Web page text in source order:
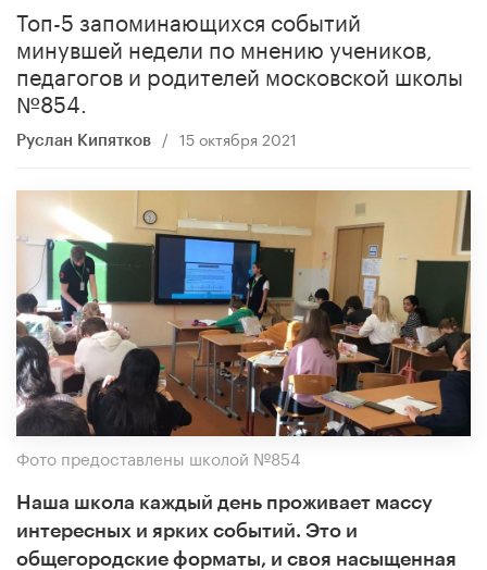
Топ-5 запоминающихся событий
минувшей недели по мнению учеников,
педагогов и родителей московской школы
№854.
​Руслан Кипятков / 15 октября 2021
Фото предоставлены школой №854
Наша школа каждый день проживает массу
интересных и ярких событий. Это и
общегородские форматы, и своя насыщенная